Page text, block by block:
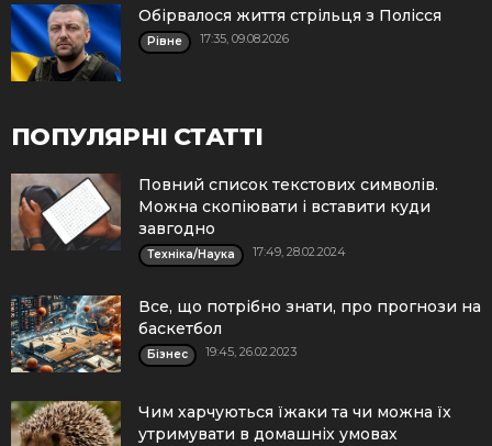
Обірвалося життя стрільця з Полісся
Рівне 17:35, 09.08.2026
ПОПУЛЯРНІ СТАТТІ
Повний список текстових символів.
Можна скопіювати і вставити куди
завгодно
Техніка/Наука 17:49, 28.02.2024
Все, що потрібно знати, про прогнози на
баскетбол
Бізнес 19:45, 26.02.2023
Чим харчуються їжаки та чи можна їх
утримувати в домашніх умовах